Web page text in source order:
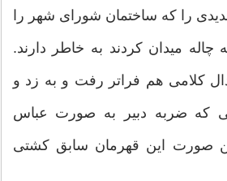
را که ساختمان شورای شهر را
چاله میدان کردند به خاطر دارند.
کلامی هم فراتر رفت و به زد و
که ضربه دبیر به صورت عباس
صورت این قهرمان سابق کشتی